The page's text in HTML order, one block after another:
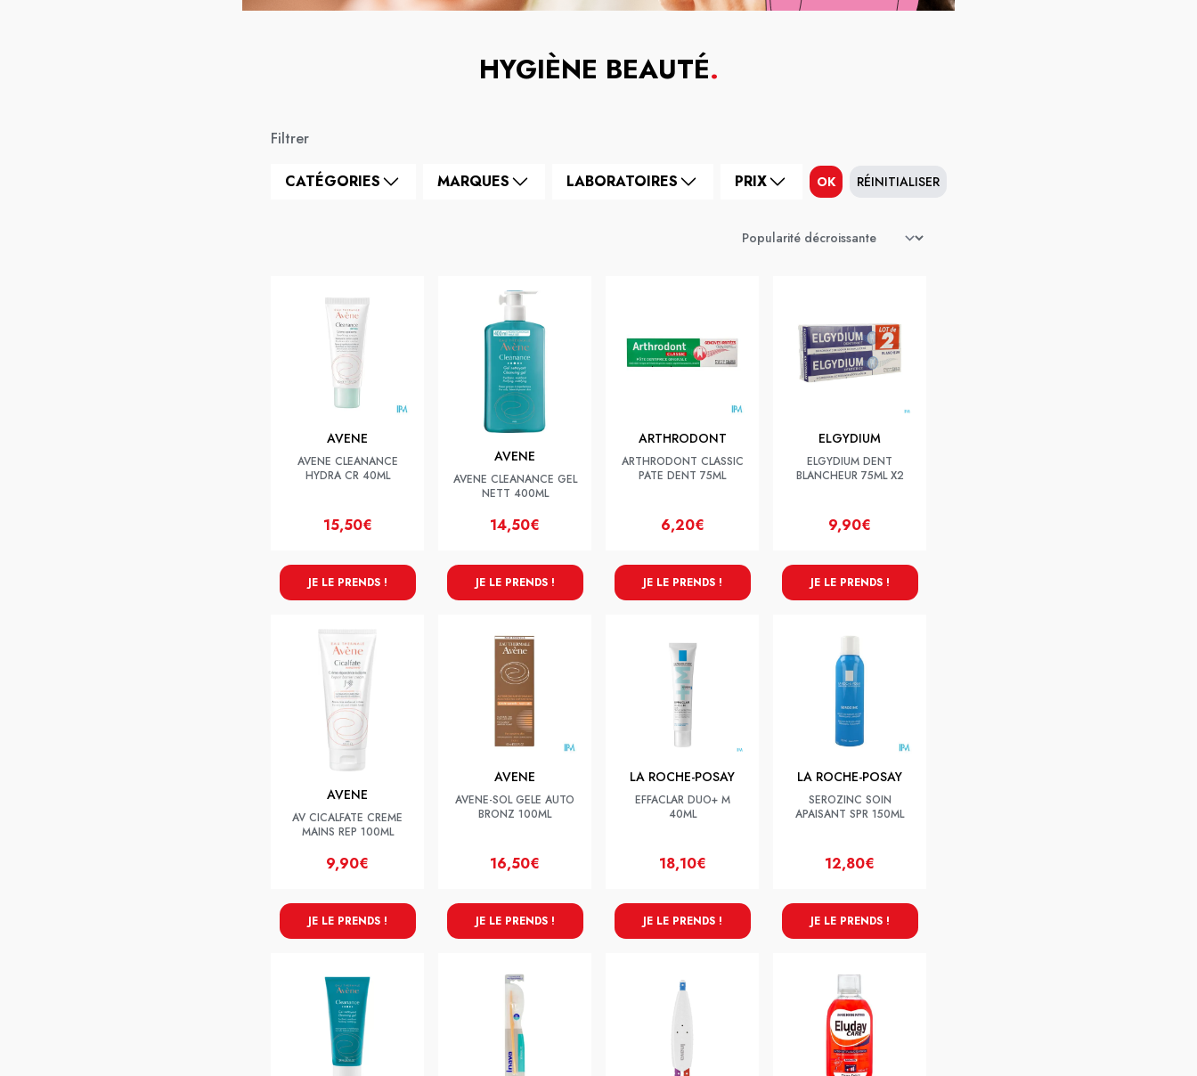
HYGIÈNE BEAUTÉ.
Filtrer
CATÉGORIES MARQUES LABORATOIRES PRIX OK RÉINITIALISER
AVENE
AVENE CLEANANCE
HYDRA CR 40ML
15,50€
JE LE PRENDS !
AVENE
AVENE CLEANANCE GEL
NETT 400ML
14,50€
JE LE PRENDS !
ARTHRODONT
ARTHRODONT CLASSIC
PATE DENT 75ML
6,20€
JE LE PRENDS !
ELGYDIUM
ELGYDIUM DENT
BLANCHEUR 75ML X2
9,90€
JE LE PRENDS !
AVENE
AV CICALFATE CREME
MAINS REP 100ML
9,90€
JE LE PRENDS !
AVENE
AVENE-SOL GELE AUTO
BRONZ 100ML
16,50€
JE LE PRENDS !
LA ROCHE-POSAY
EFFACLAR DUO+ M
40ML
18,10€
JE LE PRENDS !
LA ROCHE-POSAY
SEROZINC SOIN
APAISANT SPR 150ML
12,80€
JE LE PRENDS !